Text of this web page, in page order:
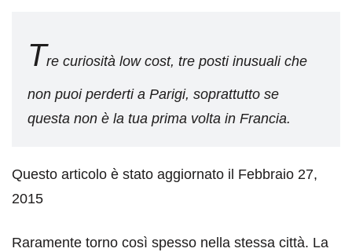
Tre curiosità low cost, tre posti inusuali che
non puoi perderti a Parigi, soprattutto se
questa non è la tua prima volta in Francia.
Questo articolo è stato aggiornato il Febbraio 27,
2015
Raramente torno così spesso nella stessa città. La